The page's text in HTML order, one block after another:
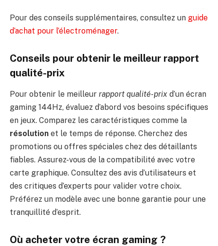
Pour des conseils supplémentaires, consultez un guide
d’achat pour l’électroménager.
Conseils pour obtenir le meilleur rapport
qualité-prix
Pour obtenir le meilleur rapport qualité-prix d’un écran
gaming 144Hz, évaluez d’abord vos besoins spécifiques
en jeux. Comparez les caractéristiques comme la
résolution et le temps de réponse. Cherchez des
promotions ou offres spéciales chez des détaillants
fiables. Assurez-vous de la compatibilité avec votre
carte graphique. Consultez des avis d’utilisateurs et
des critiques d’experts pour valider votre choix.
Préférez un modèle avec une bonne garantie pour une
tranquillité d’esprit.
Où acheter votre écran gaming ?